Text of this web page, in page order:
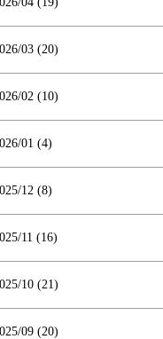
03 (20)
02 (10)
01 (4)
12 (8)
11 (16)
10 (21)
09 (20)